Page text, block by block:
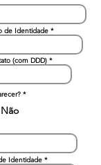
de Identidade
(com DDD)
*
Não
Identidade